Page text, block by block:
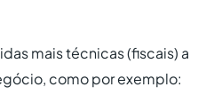
mais técnicas (fiscais) a
como por exemplo: